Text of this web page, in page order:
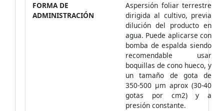
FORMA DE
ADMINISTRACIÓN
Aspersión foliar terrestre
dirigida al cultivo, previa
dilución del producto en
agua. Puede aplicarse con
bomba de espalda siendo
recomendable usar
boquillas de cono hueco, y
un tamaño de gota de
350-500 µm aprox (30-40
gotas por cm2) y a
presión constante.